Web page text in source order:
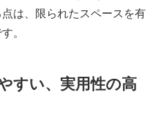
は、限られたスペースを有
。
すい、実用性の高